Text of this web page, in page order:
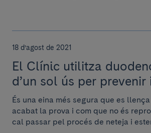
18 d’agost de 2021
El Clínic utilitza
d’un sol ús per
És una eina més segura que es
acabat la prova i com que no és
cal passar pel procés de neteja i